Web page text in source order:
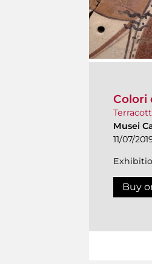
Colori
Musei
11/07/
Buy